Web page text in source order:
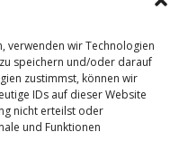
verwenden wir Technologien
speichern und/oder darauf
zustimmst, können wir
IDs auf dieser Website
nicht erteilst oder
und Funktionen